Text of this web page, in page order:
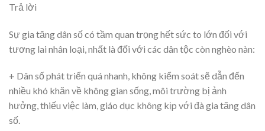
Trả lời
Sự gia tăng dân số có tầm quan trọng hết sức to lớn đối với
tương lai nhân loại, nhất là đối với các dân tộc còn nghèo nàn:
+ Dân số phát triển quá nhanh, không kiểm soát sẽ dẫn đến
nhiều khó khăn về không gian sống, môi trường bị ảnh
hưởng, thiếu việc làm, giáo dục không kịp với đà gia tăng dân
số.